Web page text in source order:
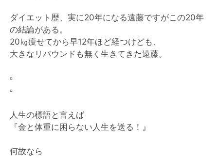
ダイエット歴、実に20年になる遠藤ですがこの20年
の結論がある。
20㎏痩せてから早12年ほど経つけども、
大きなリバウンドも無く生きてきた遠藤。
▫️
▫️
人生の標語と言えば
『金と体重に困らない人生を送る！』
何故なら